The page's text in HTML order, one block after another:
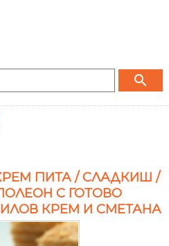
search
ПИТА / СЛАДКИШ /
С ГОТОВО
КРЕМ И СМЕТАНА